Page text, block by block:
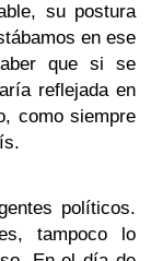
su postura
en ese
que si se
reflejada en
como siempre
políticos.
tampoco lo